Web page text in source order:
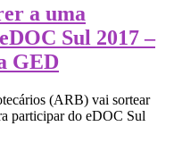
a uma
Sul 2017 –
GED
(ARB) vai sortear
participar do eDOC Sul